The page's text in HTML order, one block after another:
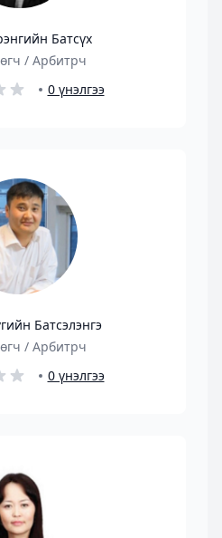
Батсүх
/ Арбитрч
0 үнэлгээ
Батсэлэнгэ
/ Арбитрч
0 үнэлгээ